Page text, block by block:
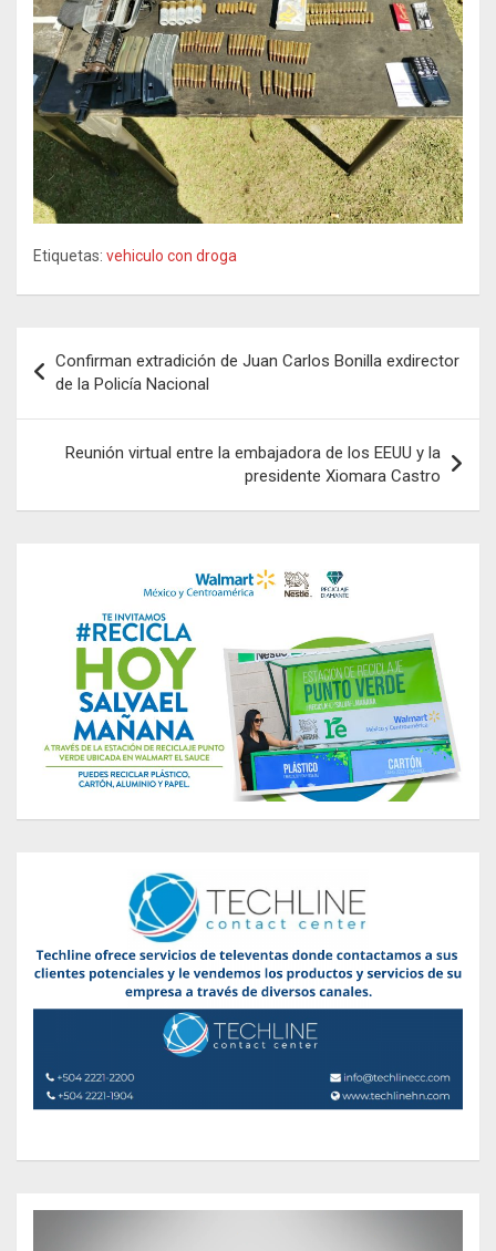
Etiquetas: vehiculo con droga
de
entradas
Confirman extradición de Juan Carlos Bonilla exdirector
de la Policía Nacional
Reunión virtual entre la embajadora de los EEUU y la
presidente Xiomara Castro